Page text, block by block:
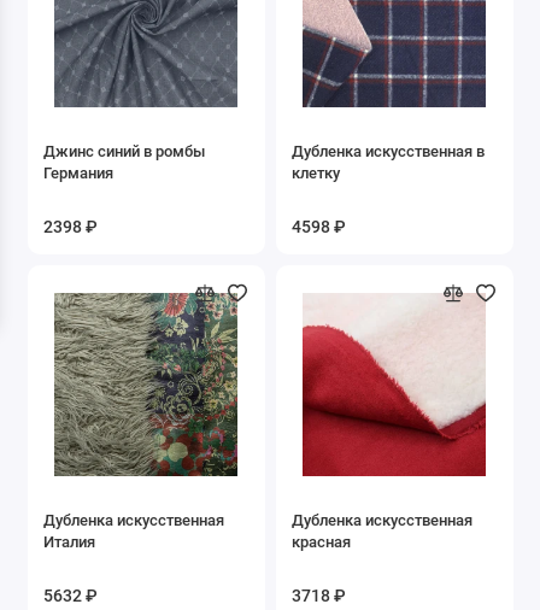
Джинс синий в ромбы
Германия
2398 ₽
Дубленка искусственная в
клетку
4598 ₽
Дубленка искусственная
Италия
5632 ₽
Дубленка искусственная
красная
3718 ₽